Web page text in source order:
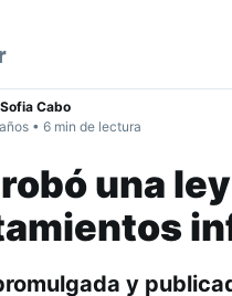
Cabo
• 6 min de lectura
una
y